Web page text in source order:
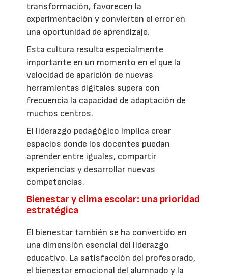
transformación, favorecen la
experimentación y convierten el error en
una oportunidad de aprendizaje.
Esta cultura resulta especialmente
importante en un momento en el que la
velocidad de aparición de nuevas
herramientas digitales supera con
frecuencia la capacidad de adaptación de
muchos centros.
El liderazgo pedagógico implica crear
espacios donde los docentes puedan
aprender entre iguales, compartir
experiencias y desarrollar nuevas
competencias.
Bienestar y clima escolar: una prioridad
estratégica
El bienestar también se ha convertido en
una dimensión esencial del liderazgo
educativo. La satisfacción del profesorado,
el bienestar emocional del alumnado y la